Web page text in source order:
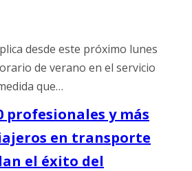
desde este próximo lunes
de verano en el servicio
que…
profesionales y más
en transporte
el éxito del